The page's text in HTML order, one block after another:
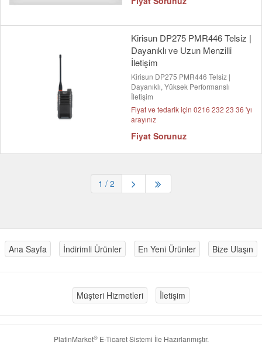
Kirisun DP275 PMR446 Telsiz |
Dayanıklı ve Uzun Menzilli
İletişim
Kirisun DP275 PMR446 Telsiz |
Dayanıklı, Yüksek Performanslı
İletişim
Fiyat ve tedarik için 0216 232 23 36 'yı
arayınız
Fiyat Sorunuz
1 / 2
Ana Sayfa İndirimli Ürünler En Yeni Ürünler Bize Ulaşın
Müşteri Hizmetleri İletişim
PlatinMarket®E-Ticaret Sistemi İle Hazırlanmıştır.